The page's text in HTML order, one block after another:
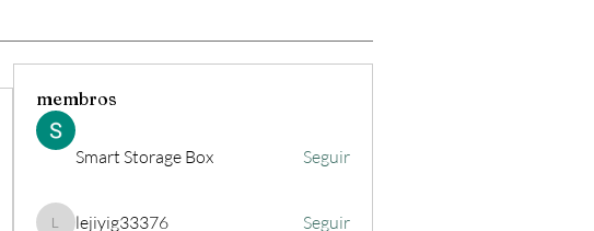
membros
Smart Storage Box Seguir
lejiyig33376 Seguir